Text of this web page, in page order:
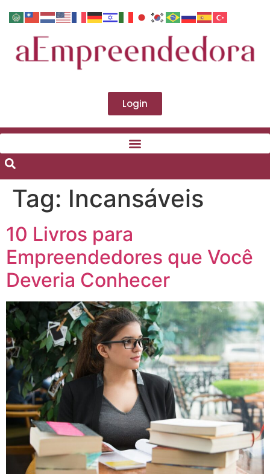
Login
Tag: Incansáveis
10 Livros para
Empreendedores que Você
Deveria Conhecer